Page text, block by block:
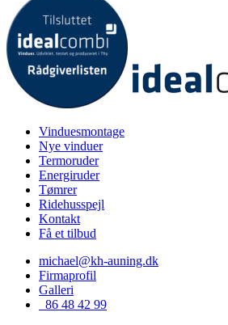
Vinduesmontage
Nye vinduer
Termoruder
Energiruder
Tømrer
Ridehusspejl
Kontakt
Få et tilbud
michael@kh-auning.dk
Firmaprofil
Galleri
86 48 42 99